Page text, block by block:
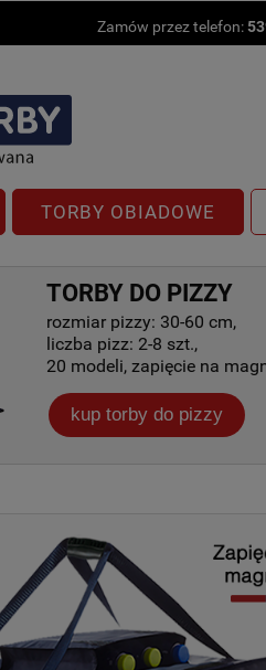
TORBY OBIADOWE
Zamów przez telefon:
TORBY DO PIZZY
rozmiar pizzy: 30-60 cm,
liczba pizz: 2-8 szt.,
20 modeli, zapięcie na
kup torby do pizzy